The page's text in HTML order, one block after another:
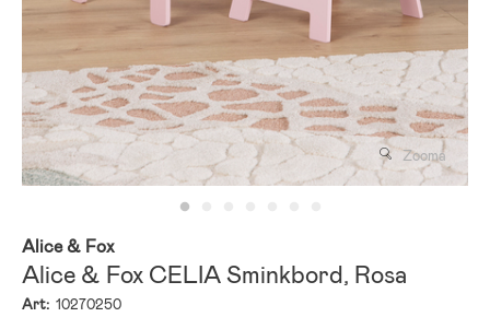
Zooma
Alice & Fox
Alice & Fox CELIA Sminkbord, Rosa
Art: 10270250